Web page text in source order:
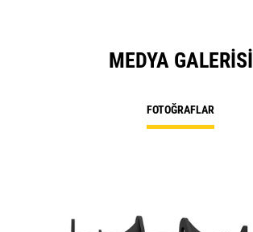
MEDYA GALERISI
FOTOĞRAFLAR